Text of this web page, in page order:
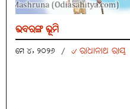
ଭବରଙ୍ଗ ଭୂମି
ମେ ୪, ୨୦୨୬ / ୰ ରାଧାନାଥ ରାୟ